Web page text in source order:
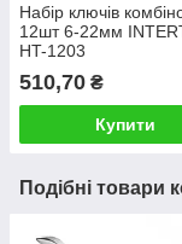
Набір ключів
12шт 6-22мм
HT-1203
510,70 ₴
Купити
Подібні товари